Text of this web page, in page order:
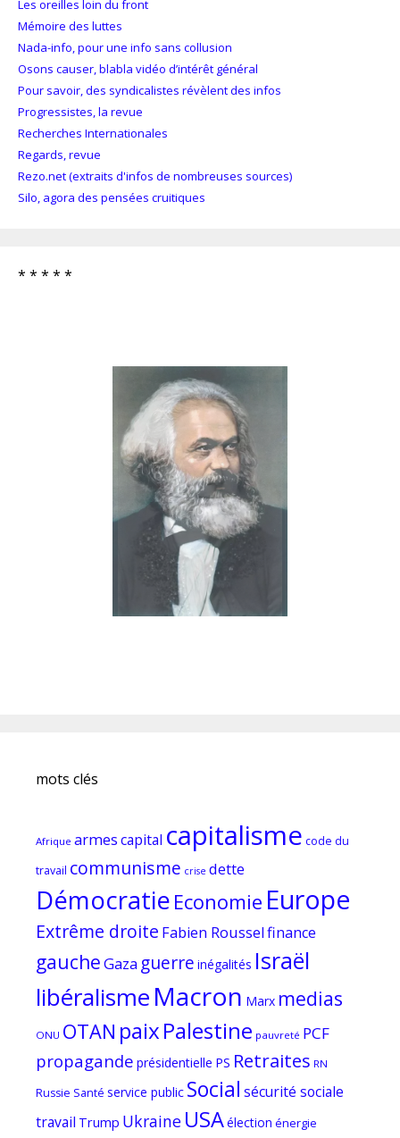
Les oreilles loin du front
Mémoire des luttes
Nada-info, pour une info sans collusion
Osons causer, blabla vidéo d’intérêt général
Pour savoir, des syndicalistes révèlent des infos
Progressistes, la revue
Recherches Internationales
Regards, revue
Rezo.net (extraits d'infos de nombreuses sources)
Silo, agora des pensées cruitiques
* * * * *
mots clés
Afrique armescapital capitalisme code du
travail communisme crise dette
Démocratie Economie Europe
Extrême droite Fabien Rousselfinance
gaucheGaza guerre inégalités Israël
libéralismeMacron Marx medias
ONU OTAN paixPalestine pauvreté PCF
propagande présidentielle PS Retraites RN
Russie Santé service public Social sécurité sociale
travail Trump Ukraine USAélection énergie